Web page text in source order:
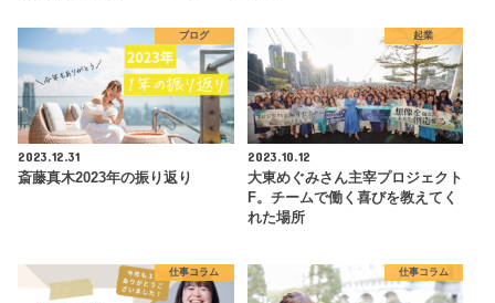
ブログ
2023.12.31
斎藤真木2023年の振り返り
起業
2023.10.12
大東めぐみさん主宰プロジェクト
F。チームで働く喜びを教えてく
れた場所
仕事コラム 仕事コラム